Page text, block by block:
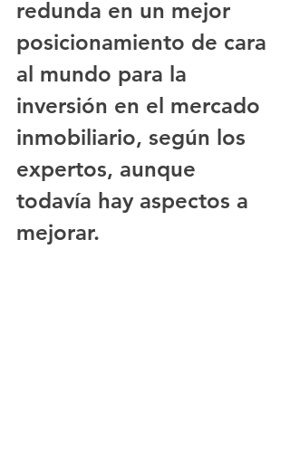
redunda en un mejor
posicionamiento de cara
al mundo para la
inversión en el mercado
inmobiliario, según los
expertos, aunque
todavía hay aspectos a
mejorar.